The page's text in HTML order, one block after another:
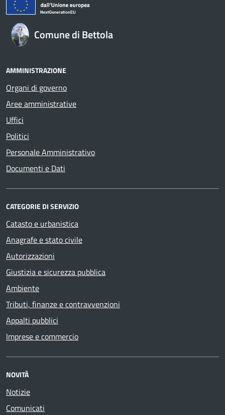
Comune di Bettola
AMMINISTRAZIONE
Organi di governo
Aree amministrative
Uffici
Politici
Personale Amministrativo
Documenti e Dati
CATEGORIE DI SERVIZIO
Catasto e urbanistica
Anagrafe e stato civile
Autorizzazioni
Giustizia e sicurezza pubblica
Ambiente
Tributi, finanze e contravvenzioni
Appalti pubblici
Imprese e commercio
NOVITÀ
Notizie
Comunicati